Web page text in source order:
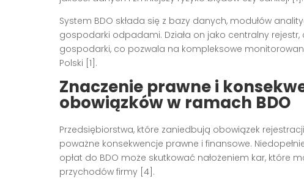
System BDO składa się z bazy danych, modułów
gospodarki odpadami. Działa on jako centralny
gospodarki, co pozwala na kompleksowe
Polski [1].
Znaczenie prawne i
obowiązków w ramach BDO
Przedsiębiorstwa, które zaniedbują obowiązek
poważne konsekwencje prawne i finansowe.
opłat do BDO może skutkować nałożeniem kar, które
przychodów firmy [4].